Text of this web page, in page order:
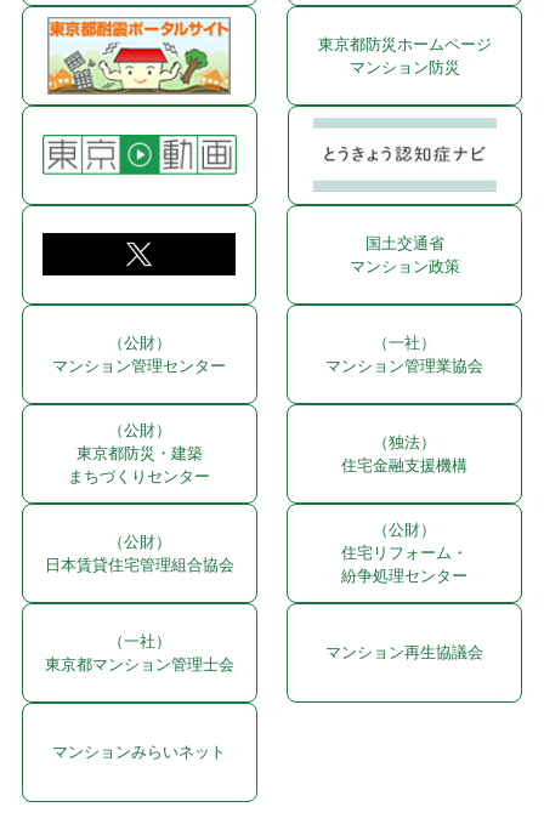
東京都防災ホームページ
マンション防災
国土交通省
マンション政策
（公財）
マンション管理センター
（一社）
マンション管理業協会
（公財）
東京都防災・建築
まちづくりセンター
（独法）
住宅金融支援機構
（公財）
日本賃貸住宅管理組合協会
（公財）
住宅リフォーム・
紛争処理センター
（一社）
東京都マンション管理士会
マンション再生協議会
マンションみらいネット